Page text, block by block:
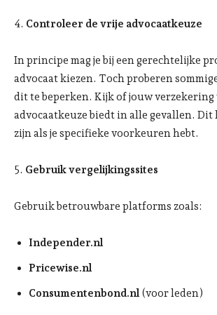
4. Controleer de vrije advocaatkeuze
In principe mag je bij een gerechtelijke
advocaat kiezen. Toch proberen
dit te beperken. Kijk of jouw verzekering
advocaatkeuze biedt in alle gevallen.
zijn als je specifieke voorkeuren hebt.
5. Gebruik vergelijkingssites
Gebruik betrouwbare platforms zoals:
Independer.nl
Pricewise.nl
Consumentenbond.nl (voor leden)